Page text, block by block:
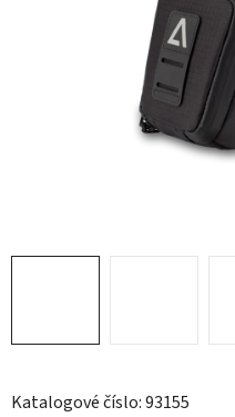
Katalogové číslo: 93155